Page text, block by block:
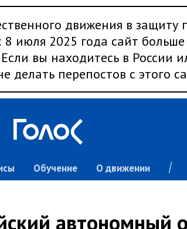
движения в защиту
8 июля 2025 года сайт
вы находитесь в России
перепостов с этого
Обучение О движении
автономный